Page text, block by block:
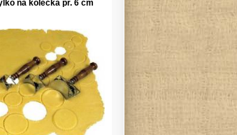
na kolečka pr. 6 cm